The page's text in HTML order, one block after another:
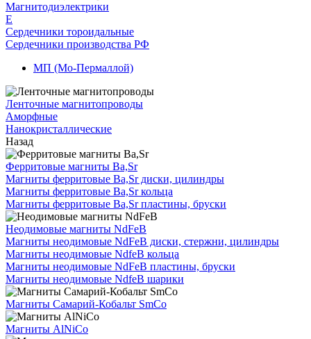
Магнитодиэлектрики
E
Сердечники тороидальные
Сердечники производства РФ
МП (Мо-Пермаллой)
Ленточные магнитопроводы
Аморфные
Нанокристаллические
Назад
Ферритовые магниты Ba,Sr
Магниты ферритовые Ba,Sr диски, цилиндры
Магниты ферритовые Ba,Sr кольца
Магниты ферритовые Ba,Sr пластины, бруски
Неодимовые магниты NdFeB
Магниты неодимовые NdFeB диски, стержни, цилиндры
Магниты неодимовые NdfeB кольца
Магниты неодимовые NdFeB пластины, бруски
Магниты неодимовые NdfeB шарики
Магниты Самарий-Кобальт SmCo
Магниты AlNiCo